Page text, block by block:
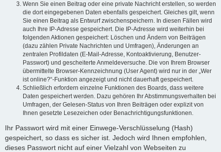
Wenn Sie einen Beitrag oder eine private Nachricht erstellen, so werden
die dort eingegebenen Daten ebenfalls gespeichert. Gleiches gilt, wenn
Sie einen Beitrag als Entwurf zwischenspeichern. In diesen Fällen wird
auch Ihre IP-Adresse gespeichert. Die IP-Adresse wird weiterhin bei
folgenden Aktionen gespeichert: Löschen und Ändern von Beiträgen
(dazu zählen Private Nachrichten und Umfragen), Änderungen an
zentralen Profildaten (E-Mail-Adresse, Kontoaktivierung, Benutzer-
Passwort) und gescheiterte Anmeldeversuche. Die von Ihrem Browser
übermittelte Browser-Kennzeichnung (User Agent) wird nur in der „Wer
ist online?“-Funktion angezeigt und nicht dauerhaft gespeichert.
Schließlich erfordern einzelne Funktionen des Boards, dass weitere
Daten gespeichert werden. Dazu gehören Ihr Abstimmungsverhalten bei
Umfragen, der Gelesen-Status von Ihren Beiträgen oder explizit von
Ihnen gesetzte Lesezeichen oder Benachrichtigungsfunktionen.
Ihr Passwort wird mit einer Einwege-Verschlüsselung (Hash)
gespeichert, so dass es sicher ist. Jedoch wird Ihnen empfohlen,
dieses Passwort nicht auf einer Vielzahl von Webseiten zu